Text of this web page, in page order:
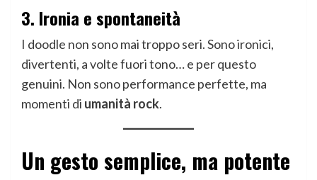
3. Ironia e spontaneità
I doodle non sono mai troppo seri. Sono ironici,
divertenti, a volte fuori tono… e per questo
genuini. Non sono performance perfette, ma
momenti di umanità rock.
Un gesto semplice, ma potente